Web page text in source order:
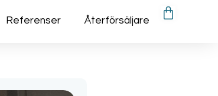
Referenser Återförsäljare